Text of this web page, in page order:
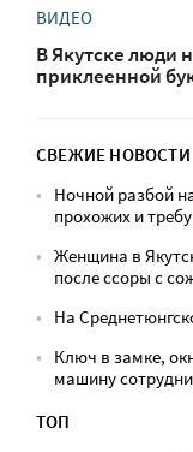
ВИДЕО
В Якутске люди
приклеенной
СВЕЖИЕ НОВОСТИ
Ночной разбой
прохожих и
Женщина в
после ссоры с
На
Ключ в замке,
машину
ТОП